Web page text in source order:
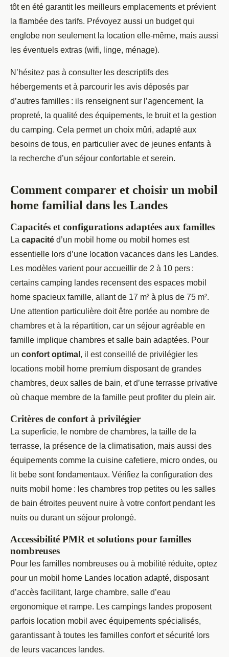
tôt en été garantit les meilleurs emplacements et prévient
la flambée des tarifs. Prévoyez aussi un budget qui
englobe non seulement la location elle-même, mais aussi
les éventuels extras (wifi, linge, ménage).
N’hésitez pas à consulter les descriptifs des
hébergements et à parcourir les avis déposés par
d’autres familles : ils renseignent sur l’agencement, la
propreté, la qualité des équipements, le bruit et la gestion
du camping. Cela permet un choix mûri, adapté aux
besoins de tous, en particulier avec de jeunes enfants à
la recherche d’un séjour confortable et serein.
Comment comparer et choisir un mobil
home familial dans les Landes
Capacités et configurations adaptées aux familles
La capacité d’un mobil home ou mobil homes est
essentielle lors d’une location vacances dans les Landes.
Les modèles varient pour accueillir de 2 à 10 pers :
certains camping landes recensent des espaces mobil
home spacieux famille, allant de 17 m² à plus de 75 m².
Une attention particulière doit être portée au nombre de
chambres et à la répartition, car un séjour agréable en
famille implique chambres et salle bain adaptées. Pour
un confort optimal , il est conseillé de privilégier les
locations mobil home premium disposant de grandes
chambres, deux salles de bain, et d’une terrasse privative
où chaque membre de la famille peut profiter du plein air.
Critères de confort à privilégier
La superficie, le nombre de chambres, la taille de la
terrasse, la présence de la climatisation, mais aussi des
équipements comme la cuisine cafetiere, micro ondes, ou
lit bebe sont fondamentaux. Vérifiez la configuration des
nuits mobil home : les chambres trop petites ou les salles
de bain étroites peuvent nuire à votre confort pendant les
nuits ou durant un séjour prolongé.
Accessibilité PMR et solutions pour familles
nombreuses
Pour les familles nombreuses ou à mobilité réduite, optez
pour un mobil home Landes location adapté, disposant
d’accès facilitant, large chambre, salle d’eau
ergonomique et rampe. Les campings landes proposent
parfois location mobil avec équipements spécialisés,
garantissant à toutes les familles confort et sécurité lors
de leurs vacances landes.